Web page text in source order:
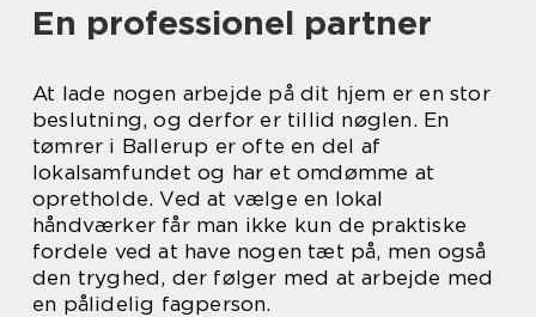
En professionel partner
At lade nogen arbejde på dit hjem er en stor
beslutning, og derfor er tillid nøglen. En
tømrer i Ballerup er ofte en del af
lokalsamfundet og har et omdømme at
opretholde. Ved at vælge en lokal
håndværker får man ikke kun de praktiske
fordele ved at have nogen tæt på, men også
den tryghed, der følger med at arbejde med
en pålidelig fagperson.